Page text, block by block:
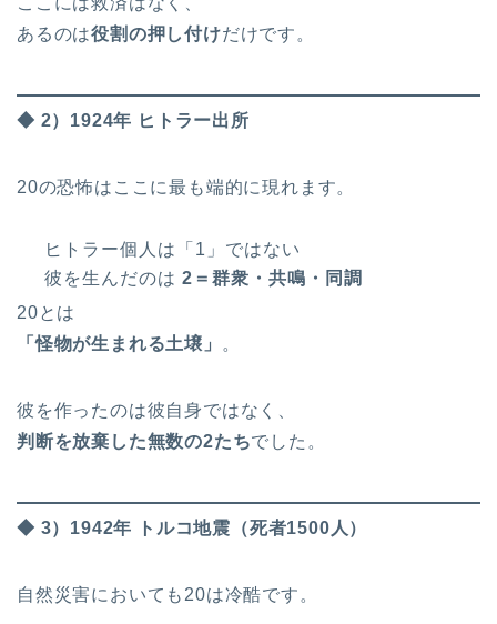
あるのは役割の押し付けだけです。
◆ 2）1924年 ヒトラー出所
20の恐怖はここに最も端的に現れます。
ヒトラー個人は「1」ではない
彼を生んだのは 2＝群衆・共鳴・同調
20とは
「怪物が生まれる土壌」
。
彼を作ったのは彼自身ではなく、
判断を放棄した無数の2たちでした。
◆ 3）1942年 トルコ地震（死者1500人）
自然災害においても20は冷酷です。